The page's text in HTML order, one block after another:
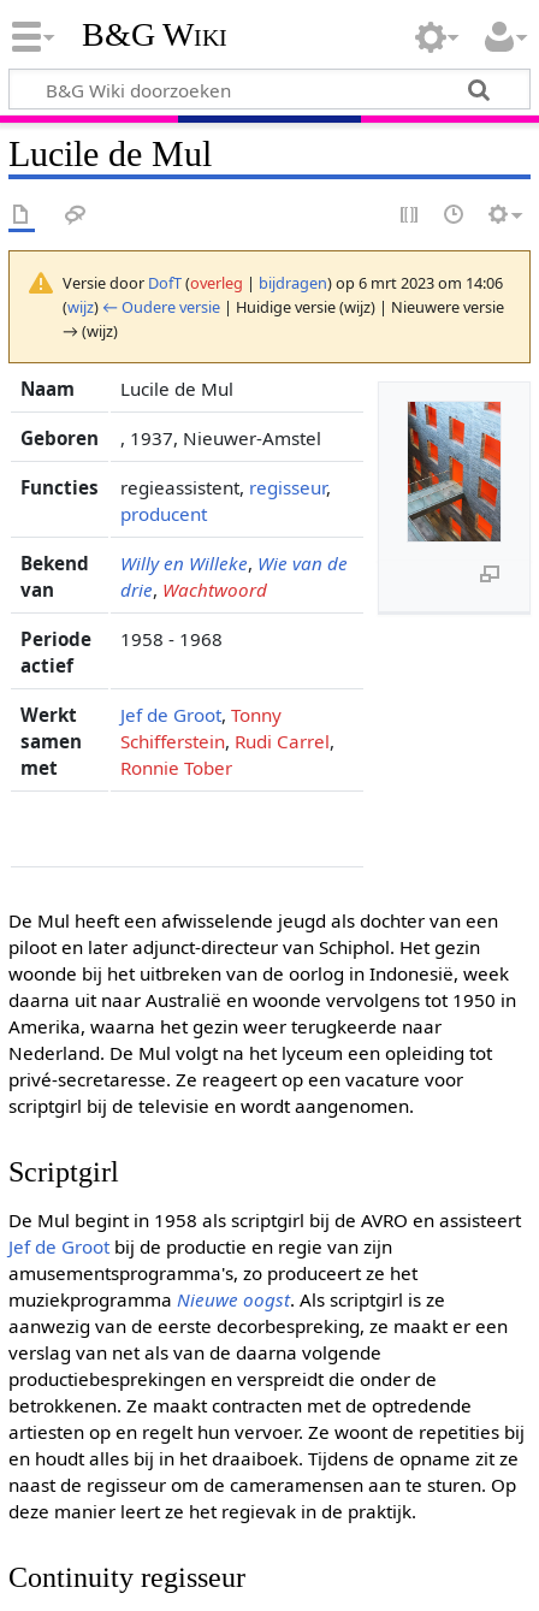
B&G Wiki
Lucile de Mul
Versie door DofT(overleg | bijdragen)op 6 mrt 2023 om 14:06
(wijz) ← Oudere versie| Huidige versie (wijz) | Nieuwere versie
→ (wijz)
Naam Lucile de Mul
Geboren , 1937, Nieuwer-Amstel
Functies regieassistent, regisseur,
producent
Bekend
van
Willy en Willeke, Wie van de
drie, Wachtwoord
Periode
actief
1958 - 1968
Werkt
samen
met
Jef de Groot, Tonny
Schifferstein, Rudi Carrel,
Ronnie Tober
De Mul heeft een afwisselende jeugd als dochter van een
piloot en later adjunct-directeur van Schiphol. Het gezin
woonde bij het uitbreken van de oorlog in Indonesië, week
daarna uit naar Australië en woonde vervolgens tot 1950 in
Amerika, waarna het gezin weer terugkeerde naar
Nederland. De Mul volgt na het lyceum een opleiding tot
privé-secretaresse. Ze reageert op een vacature voor
scriptgirl bij de televisie en wordt aangenomen.
Scriptgirl
De Mul begint in 1958 als scriptgirl bij de AVRO en assisteert
Jef de Grootbij de productie en regie van zijn
amusementsprogramma's, zo produceert ze het
muziekprogramma Nieuwe oogst. Als scriptgirl is ze
aanwezig van de eerste decorbespreking, ze maakt er een
verslag van net als van de daarna volgende
productiebesprekingen en verspreidt die onder de
betrokkenen. Ze maakt contracten met de optredende
artiesten op en regelt hun vervoer. Ze woont de repetities bij
en houdt alles bij in het draaiboek. Tijdens de opname zit ze
naast de regisseur om de cameramensen aan te sturen. Op
deze manier leert ze het regievak in de praktijk.
Continuity regisseur